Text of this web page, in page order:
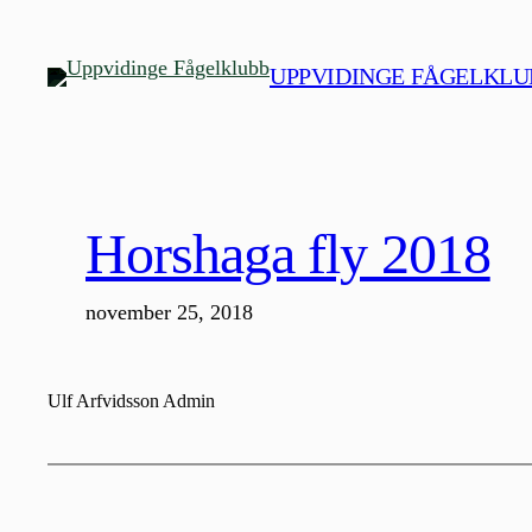
innehåll
UPPVIDINGE
Horshaga fly 2018
november 25, 2018
Ulf Arfvidsson Admin